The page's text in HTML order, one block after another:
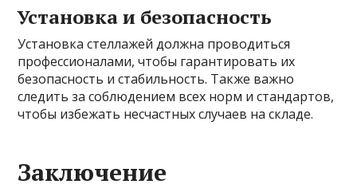
Установка и безопасность
Установка стеллажей должна проводиться
профессионалами, чтобы гарантировать их
безопасность и стабильность. Также важно
следить за соблюдением всех норм и стандартов,
чтобы избежать несчастных случаев на складе.
Заключение